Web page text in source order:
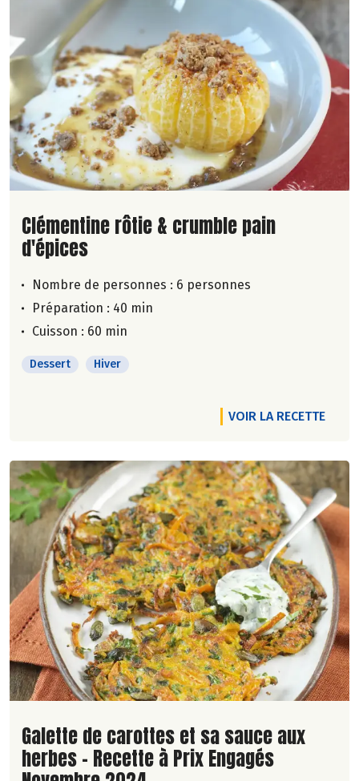
Lire la suite de la recette
Clémentine rôtie & crumble pain
d'épices
Nombre de personnes : 6 personnes
Préparation : 40 min
Cuisson : 60 min
Dessert Hiver
VOIR LA RECETTE
Lire la suite de la recette
Galette de carottes et sa sauce aux
herbes - Recette à Prix Engagés